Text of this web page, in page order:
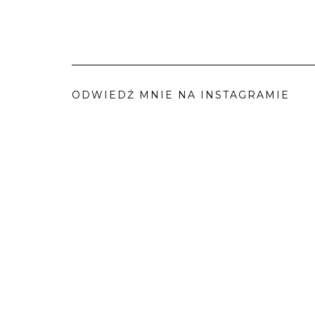
ODWIEDŹ MNIE NA INSTAGRAMIE